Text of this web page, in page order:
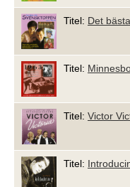
Titel: Det
Titel:
Titel: Victor
Titel: